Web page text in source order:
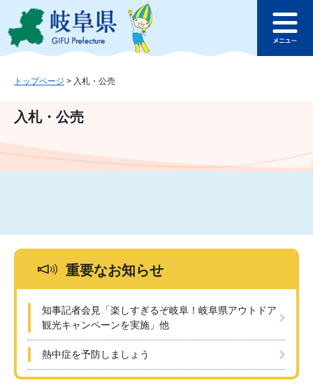
ジ
ュ
文
このページの本文へ
ュ
トップページ > 入札・公売
入札・公売
重要なお知らせ
知事記者会見「楽しすぎるぞ岐阜！岐阜県アウトドア
観光キャンペーンを実施」他
熱中症を予防しましょう